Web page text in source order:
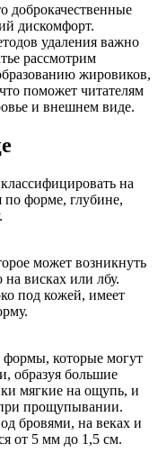
дискомфорт.
удаления важно
рассмотрим
жировиков,
поможет читателям
и внешнем виде.
на
форме, глубине,
может возникнуть
висках или лбу.
под кожей, имеет
формы, которые могут
образуя большие
мягкие на ощупь, и
прощупывании.
бровями, на веках и
от 5 мм до 1,5 см.